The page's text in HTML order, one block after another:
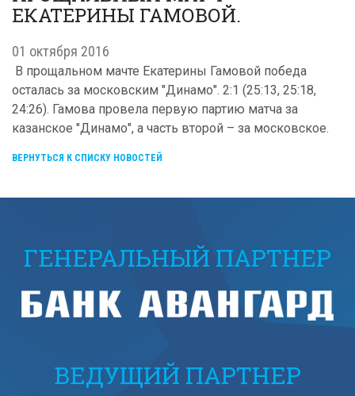
ЕКАТЕРИНЫ ГАМОВОЙ.
01 октября 2016
В прощальном мачте Екатерины Гамовой победа
осталась за московским "Динамо". 2:1 (25:13, 25:18,
24:26). Гамова провела первую партию матча за
казанское "Динамо", а часть второй – за московское.
ВЕРНУТЬСЯ К СПИСКУ НОВОСТЕЙ
ГЕНЕРАЛЬНЫЙ ПАРТНЕР
ВЕДУЩИЙ ПАРТНЕР